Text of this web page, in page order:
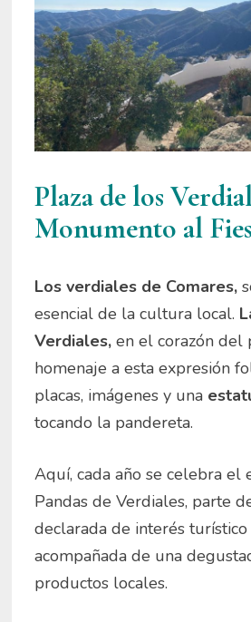
Plaza de los
Monumento al
Los verdiales de Comares,
esencial de la cultura local.
Verdiales,en el corazón del
homenaje a esta expresión
placas, imágenes y una
tocando la pandereta.
Aquí, cada año se celebra el
Pandas de Verdiales, parte
declarada de interés turístico
acompañada de una
productos locales.